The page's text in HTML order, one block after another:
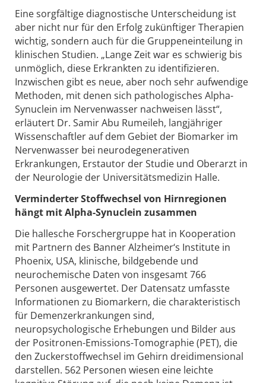
Eine sorgfältige diagnostische Unterscheidung ist
aber nicht nur für den Erfolg zukünftiger Therapien
wichtig, sondern auch für die Gruppeneinteilung in
klinischen Studien. „Lange Zeit war es schwierig bis
unmöglich, diese Erkrankten zu identifizieren.
Inzwischen gibt es neue, aber noch sehr aufwendige
Methoden, mit denen sich pathologisches Alpha-
Synuclein im Nervenwasser nachweisen lässt“,
erläutert Dr. Samir Abu Rumeileh, langjähriger
Wissenschaftler auf dem Gebiet der Biomarker im
Nervenwasser bei neurodegenerativen
Erkrankungen, Erstautor der Studie und Oberarzt in
der Neurologie der Universitätsmedizin Halle.
Verminderter Stoffwechsel von Hirnregionen
hängt mit Alpha-Synuclein zusammen
Die hallesche Forschergruppe hat in Kooperation
mit Partnern des Banner Alzheimer‘s Institute in
Phoenix, USA, klinische, bildgebende und
neurochemische Daten von insgesamt 766
Personen ausgewertet. Der Datensatz umfasste
Informationen zu Biomarkern, die charakteristisch
für Demenzerkrankungen sind,
neuropsychologische Erhebungen und Bilder aus
der Positronen-Emissions-Tomographie (PET), die
den Zuckerstoffwechsel im Gehirn dreidimensional
darstellen. 562 Personen wiesen eine leichte